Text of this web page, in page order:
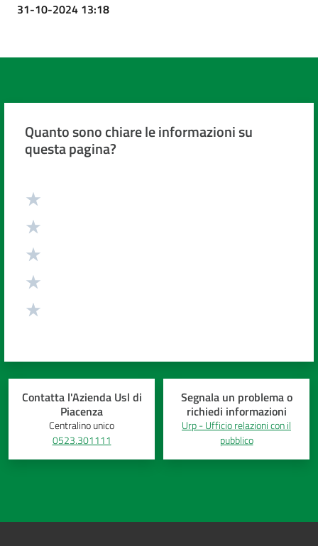
31-10-2024 13:18
Quanto sono chiare le informazioni su
questa pagina?
Contatta l'Azienda Usl di
Piacenza
Centralino unico
0523.301111
Segnala un problema o
richiedi informazioni
Urp - Ufficio relazioni con il
pubblico